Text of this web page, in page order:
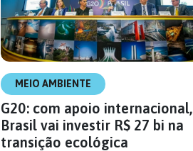
MEIO AMBIENTE
G20: com apoio internacional,
Brasil vai investir R$ 27 bi na
transição ecológica